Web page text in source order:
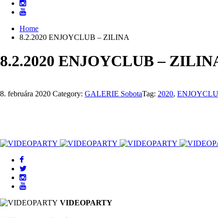
Home
8.2.2020 ENJOYCLUB – ZILINA
8.2.2020 ENJOYCLUB –
8. februára 2020 Category: GALERIE SobotaTag: 2020,
VIDEOPARTY